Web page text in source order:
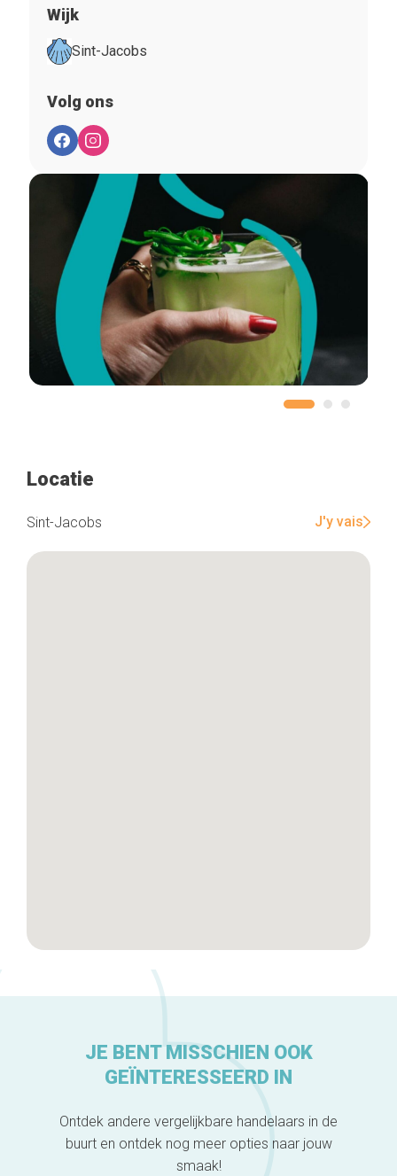
Wijk
Sint-Jacobs
Volg ons
Locatie
Sint-Jacobs J'y vais
JE BENT MISSCHIEN OOK
GEÏNTERESSEERD IN
Ontdek andere vergelijkbare handelaars in de
buurt en ontdek nog meer opties naar jouw
smaak!